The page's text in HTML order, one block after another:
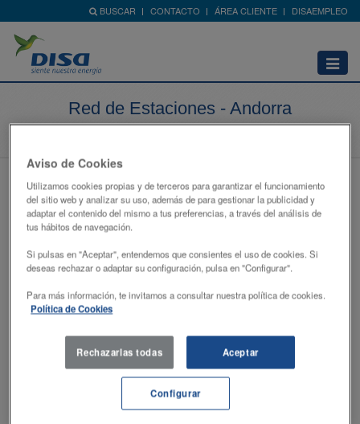
BUSCAR CONTACTO ÁREA CLIENTE DISAEMPLEO
Abrir
menú
Red de Estaciones - Andorra
En Andorra contamos con una red de Estaciones de
Servicio con la marca Shell a tu disposición, donde
podrás encontrar los carburantes más avanzados del
mercado, las más modernas tiendas e instalaciones de
lavado.
Aviso de Cookies
Utilizamos cookies propias y de terceros para garantizar el funcionamiento
del sitio web y analizar su uso, además de para gestionar la publicidad y
adaptar el contenido del mismo a tus preferencias, a través del análisis de
tus hábitos de navegación.
Si pulsas en "Aceptar", entendemos que consientes el uso de cookies. Si
deseas rechazar o adaptar su configuración, pulsa en "Configurar".
Para más información, te invitamos a consultar nuestra política de cookies.
Política de Cookies
Rechazarlas todas Aceptar
Configurar